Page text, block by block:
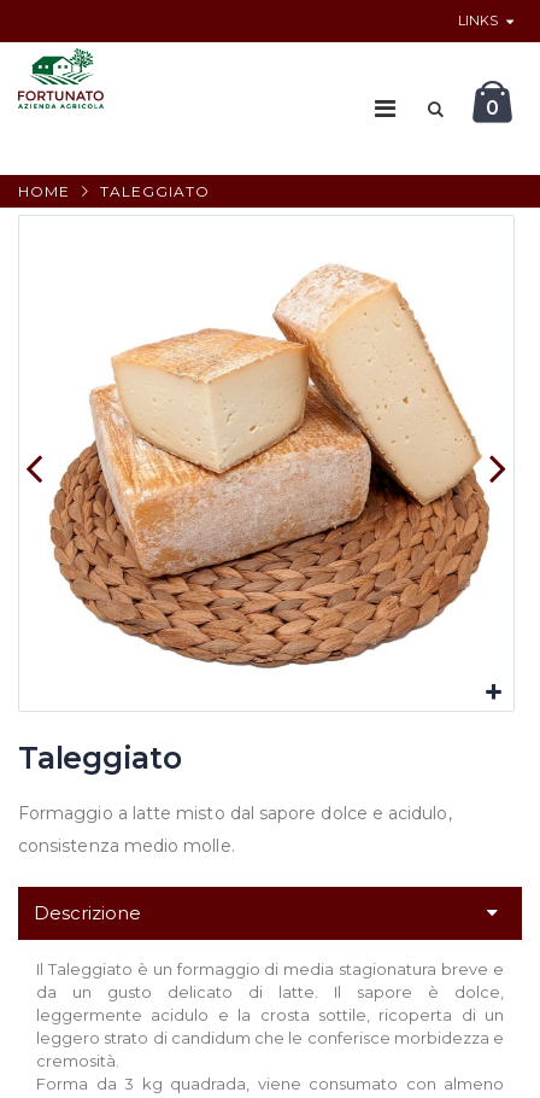
LINKS
0
HOME TALEGGIATO
Taleggiato
Formaggio a latte misto dal sapore dolce e acidulo,
consistenza medio molle.
Descrizione
Il Taleggiato è un formaggio di media stagionatura breve e
da un gusto delicato di latte. Il sapore è dolce,
leggermente acidulo e la crosta sottile, ricoperta di un
leggero strato di candidum che le conferisce morbidezza e
cremosità.
Forma da 3 kg quadrada, viene consumato con almeno